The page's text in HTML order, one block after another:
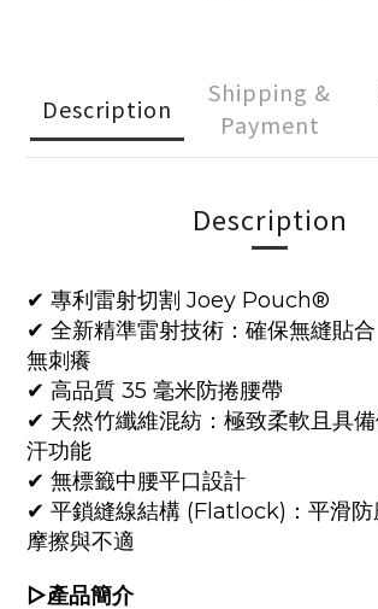
Description
Shipping &
Payment
Description
✔︎ 專利雷射切割 Joey Pouch®
✔︎ 全新精準雷射技術：確保無縫貼
無刺癢
✔︎ 高品質 35 毫米防捲腰帶
✔︎ 天然竹纖維混紡：極致柔軟且具
汗功能
✔︎ 無標籤中腰平口設計
✔︎ 平鎖縫線結構 (Flatlock)：平滑防
摩擦與不適
▷產品簡介